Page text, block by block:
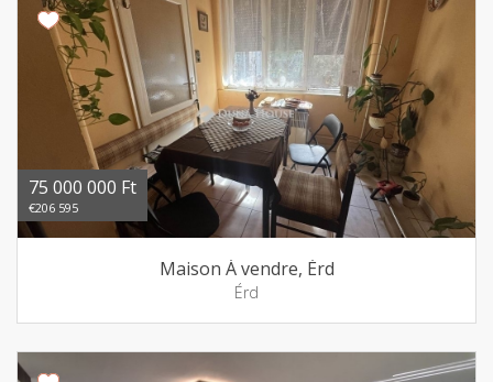
75 000 000 Ft
€206 595
Maison Á vendre, Érd
Érd